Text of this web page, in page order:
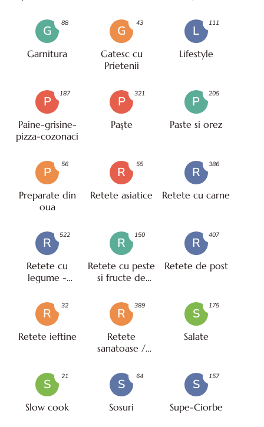
G
Garnitura
88
G
Gatesc cu
Prietenii
43
L
Lifestyle
111
P
Paine-grisine-
pizza-cozonaci
187
P
Paşte
321
P
Paste si orez
205
P
Preparate din
oua
56
R
Retete asiatice
55
R
Retete cu carne
386
R
Retete cu
legume -
522
R
Retete cu peste
si fructe de
150
R
Retete de post
407
R
Retete ieftine
32
R
Retete
sanatoase /
389
S
Salate
175
S
Slow cook
21
S
Sosuri
64
S
Supe-Ciorbe
157